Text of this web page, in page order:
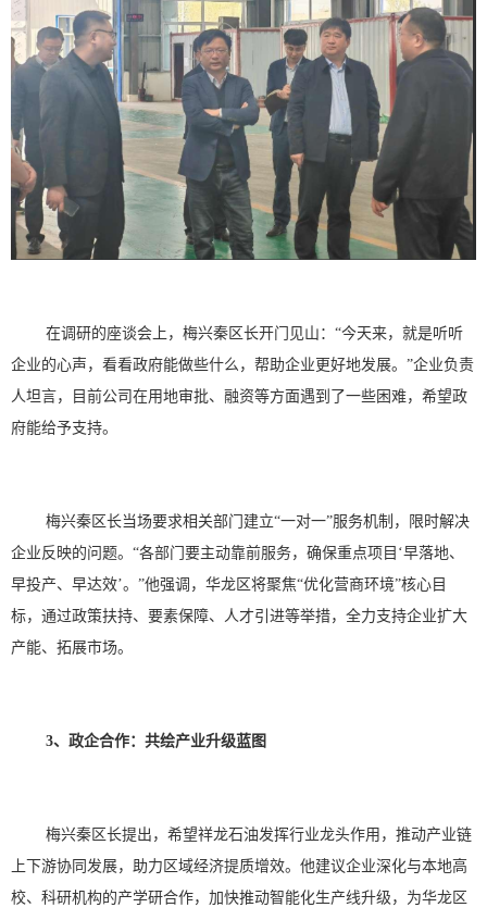
在调研的座谈会上，梅兴秦区长开门见山： “今天来，就是听听
企业的心声，看看政府能做些什么，帮助企业更好地发展。”企业负责
人坦言，目前公司在用地审批、融资等方面遇到了一些困难，希望政
府能给予支持。
梅兴秦区长当场要求相关部门建立“一对一”服务机制，限时解决
企业反映的问题。“各部门要主动靠前服务，确保重点项目‘早落地、
早投产、早达效’。”他强调，华龙区将聚焦“优化营商环境”核心目
标，通过政策扶持、要素保障、人才引进等举措，全力支持企业扩大
产能、拓展市场。
3、 政企合作：共绘产业升级蓝图
梅兴秦区长提出，希望祥龙石油发挥行业龙头作用，推动产业链
上下游协同发展，助力区域经济提质增效。他建议企业深化与本地高
校、科研机构的产学研合作，加快推动智能化生产线升级，为华龙区